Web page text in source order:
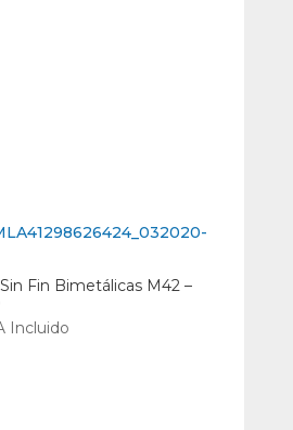
Fin Bimetálicas M42 –
Incluido